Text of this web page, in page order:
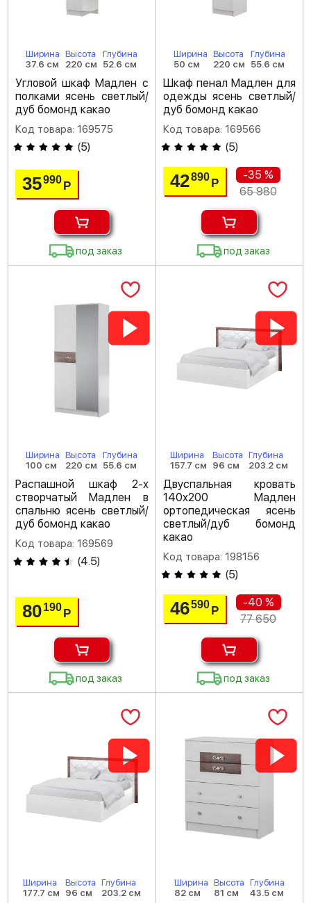
Ширина
37.6 см
Высота
220 см
Глубина
52.6 см
Угловой шкаф Мадлен с
полками ясень светлый/
дуб бомонд какао
Код товара: 169575
(5)
35990Р
под заказ
Ширина
50 см
Высота
220 см
Глубина
55.6 см
Шкаф пенал Мадлен для
одежды ясень светлый/
дуб бомонд какао
Код товара: 169566
(5)
42890 Р
-35 %
65 980
под заказ
Ширина
100 см
Высота
220 см
Глубина
55.6 см
Распашной шкаф 2-х
створчатый Мадлен в
спальню ясень светлый/
дуб бомонд какао
Код товара: 169569
(4.5)
80190Р
под заказ
Ширина
157.7 см
Высота
96 см
Глубина
203.2 см
Двуспальная кровать
140х200 Мадлен
ортопедическая ясень
светлый/дуб бомонд
какао
Код товара: 198156
(5)
46590 Р
-40 %
77 650
под заказ
Ширина
177.7 см
Высота
96 см
Глубина
203.2 см
Ширина
82 см
Высота
81 см
Глубина
43.5 см